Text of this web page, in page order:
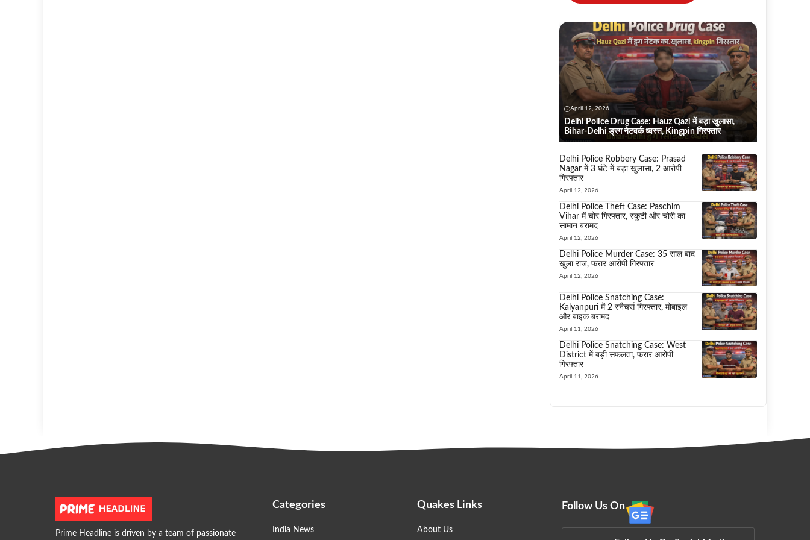
April 12, 2026
Delhi Police Drug Case: Hauz Qazi में बड़ा खुलासा,
Bihar-Delhi ड्रग नेटवर्क ध्वस्त, Kingpin गिरफ्तार
Delhi Police Robbery Case: Prasad
Nagar में 3 घंटे में बड़ा खुलासा, 2 आरोपी
गिरफ्तार
April 12, 2026
Delhi Police Theft Case: Paschim
Vihar में चोर गिरफ्तार, स्कूटी और चोरी का
सामान बरामद
April 12, 2026
Delhi Police Murder Case: 35 साल बाद
खुला राज, फरार आरोपी गिरफ्तार
April 12, 2026
Delhi Police Snatching Case:
Kalyanpuri में 2 स्नैचर्स गिरफ्तार, मोबाइल
और बाइक बरामद
April 11, 2026
Delhi Police Snatching Case: West
District में बड़ी सफलता, फरार आरोपी
गिरफ्तार
April 11, 2026
Prime Headline is driven by a team of passionate
Categories
India News
Quakes Links
About Us
Follow Us On